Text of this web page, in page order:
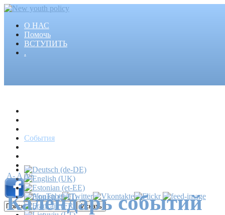
О НАС
Помочь
ВСТУПИТЬ
.
События
Пресса
A- A A+
Календарь событий